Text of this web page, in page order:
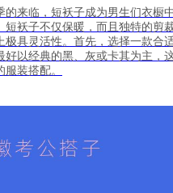
的来临，短袄子成为男生们衣橱
短袄子不仅保暖，而且独特的剪
极具灵活性。首先，选择一款合
好以经典的黑、灰或卡其为主，
装搭配。